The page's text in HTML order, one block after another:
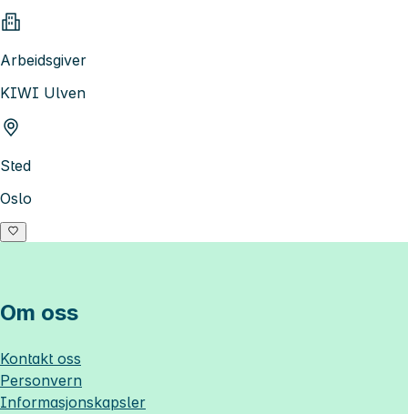
Arbeidsgiver
KIWI Ulven
Sted
Oslo
Om oss
Kontakt oss
Personvern
Informasjonskapsler